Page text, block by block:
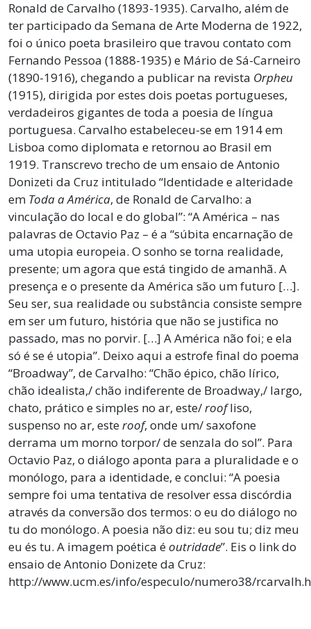
Ronald de Carvalho (1893-1935). Carvalho, além de
ter participado da Semana de Arte Moderna de 1922,
foi o único poeta brasileiro que travou contato com
Fernando Pessoa (1888-1935) e Mário de Sá-Carneiro
(1890-1916), chegando a publicar na revista Orpheu
(1915), dirigida por estes dois poetas portugueses,
verdadeiros gigantes de toda a poesia de língua
portuguesa. Carvalho estabeleceu-se em 1914 em
Lisboa como diplomata e retornou ao Brasil em
1919. Transcrevo trecho de um ensaio de Antonio
Donizeti da Cruz intitulado “Identidade e alteridade
em Toda a América, de Ronald de Carvalho: a
vinculação do local e do global”: “A América – nas
palavras de Octavio Paz – é a “súbita encarnação de
uma utopia europeia. O sonho se torna realidade,
presente; um agora que está tingido de amanhã. A
presença e o presente da América são um futuro […].
Seu ser, sua realidade ou substância consiste sempre
em ser um futuro, história que não se justifica no
passado, mas no porvir. […] A América não foi; e ela
só é se é utopia”. Deixo aqui a estrofe final do poema
“Broadway”, de Carvalho: “Chão épico, chão lírico,
chão idealista,/ chão indiferente de Broadway,/ largo,
chato, prático e simples no ar, este/roofliso,
suspenso no ar, esteroof, onde um/ saxofone
derrama um morno torpor/ de senzala do sol”. Para
Octavio Paz, o diálogo aponta para a pluralidade e o
monólogo, para a identidade, e conclui: “A poesia
sempre foi uma tentativa de resolver essa discórdia
através da conversão dos termos: o eu do diálogo no
tu do monólogo. A poesia não diz: eu sou tu; diz meu
eu és tu. A imagem poética éoutridade”. Eis o link do
ensaio de Antonio Donizete da Cruz:
http://www.ucm.es/info/especulo/numero38/